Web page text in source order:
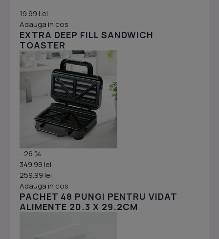
19.99 Lei
Adauga in cos
EXTRA DEEP FILL SANDWICH
TOASTER
- 26 %
349.99 lei
259.99 lei
Adauga in cos
PACHET 48 PUNGI PENTRU VIDAT
ALIMENTE 20.3 X 29.2CM